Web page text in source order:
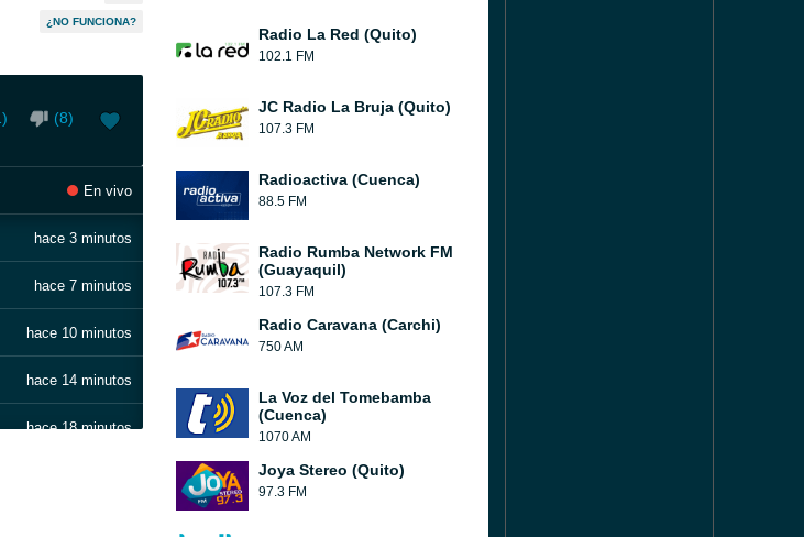
¿NO FUNCIONA?
) (8)
En vivo
hace 3 minutos
hace 7 minutos
hace 10 minutos
hace 14 minutos
hace 18 minutos
Radio La Red (Quito)
102.1 FM
JC Radio La Bruja (Quito)
107.3 FM
Radioactiva (Cuenca)
88.5 FM
Radio Rumba Network FM
(Guayaquil)
107.3 FM
Radio Caravana (Carchi)
750 AM
La Voz del Tomebamba
(Cuenca)
1070 AM
Joya Stereo (Quito)
97.3 FM